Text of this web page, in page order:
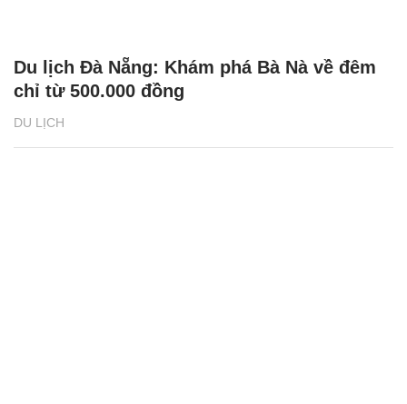
DU LỊCH
Du lịch Đà Nẵng: Khám phá Bà Nà về đêm
chỉ từ 500.000 đồng